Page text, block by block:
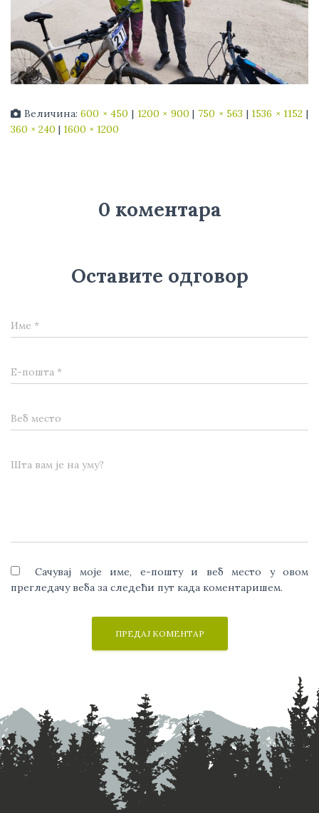
Величина:600 × 450 | 1200 × 900 | 750 × 563 | 1536 × 1152 |
360 × 240 | 1600 × 1200
0 коментара
Оставите одговор
Име *
Е-пошта *
Веб место
Шта вам је на уму?
Сачувај моје име, е-пошту и веб место у овом
прегледачу веба за следећи пут када коментаришем.